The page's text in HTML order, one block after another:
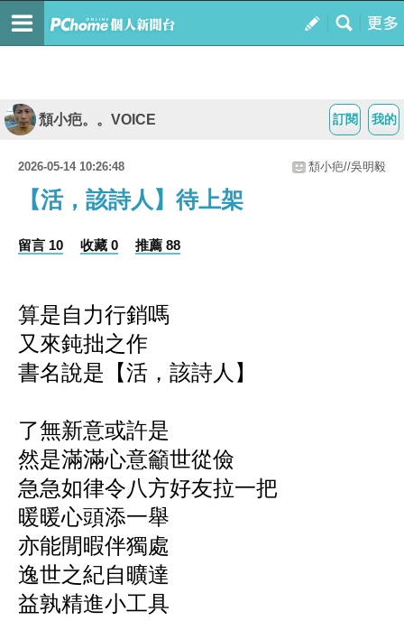
我的
訂閱
頹小疤。。VOICE
2026-05-14 10:26:48 頹小疤//吳明毅
【活，該詩人】待上架
留言 10 收藏 0 推薦 88
算是自力行銷嗎
又來鈍拙之作
書名說是【活，該詩人】
了無新意或許是
然是滿滿心意籲世從儉
急急如律令八方好友拉一把
暖暖心頭添一舉
亦能閒暇伴獨處
逸世之紀自曠達
益孰精進小工具